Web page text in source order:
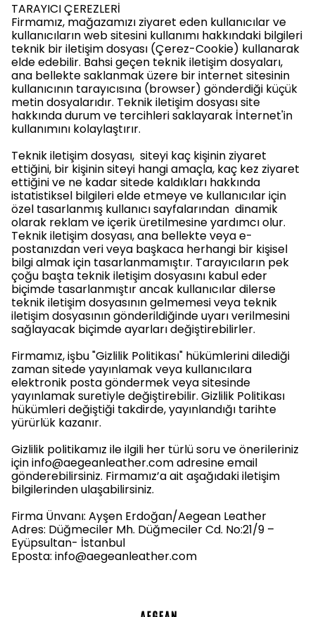
TARAYICI ÇEREZLERİ
Firmamız, mağazamızı ziyaret eden kullanıcılar ve
kullanıcıların web sitesini kullanımı hakkındaki bilgileri
teknik bir iletişim dosyası (Çerez-Cookie) kullanarak
elde edebilir. Bahsi geçen teknik iletişim dosyaları,
ana bellekte saklanmak üzere bir internet sitesinin
kullanıcının tarayıcısına (browser) gönderdiği küçük
metin dosyalarıdır. Teknik iletişim dosyası site
hakkında durum ve tercihleri saklayarak İnternet'in
kullanımını kolaylaştırır.
Teknik iletişim dosyası, siteyi kaç kişinin ziyaret
ettiğini, bir kişinin siteyi hangi amaçla, kaç kez ziyaret
ettiğini ve ne kadar sitede kaldıkları hakkında
istatistiksel bilgileri elde etmeye ve kullanıcılar için
özel tasarlanmış kullanıcı sayfalarından dinamik
olarak reklam ve içerik üretilmesine yardımcı olur.
Teknik iletişim dosyası, ana bellekte veya e-
postanızdan veri veya başkaca herhangi bir kişisel
bilgi almak için tasarlanmamıştır. Tarayıcıların pek
çoğu başta teknik iletişim dosyasını kabul eder
biçimde tasarlanmıştır ancak kullanıcılar dilerse
teknik iletişim dosyasının gelmemesi veya teknik
iletişim dosyasının gönderildiğinde uyarı verilmesini
sağlayacak biçimde ayarları değiştirebilirler.
Firmamız, işbu "Gizlilik Politikası" hükümlerini dilediği
zaman sitede yayınlamak veya kullanıcılara
elektronik posta göndermek veya sitesinde
yayınlamak suretiyle değiştirebilir. Gizlilik Politikası
hükümleri değiştiği takdirde, yayınlandığı tarihte
yürürlük kazanır.
Gizlilik politikamız ile ilgili her türlü soru ve önerileriniz
içininfo@aegeanleather.comadresine email
gönderebilirsiniz. Firmamız’a ait aşağıdaki iletişim
bilgilerinden ulaşabilirsiniz.
Firma Ünvanı: Ayşen Erdoğan/Aegean Leather
Adres: Düğmeciler Mh. Düğmeciler Cd. No:21/9 –
Eyüpsultan- İstanbul
Eposta: info@aegeanleather.com